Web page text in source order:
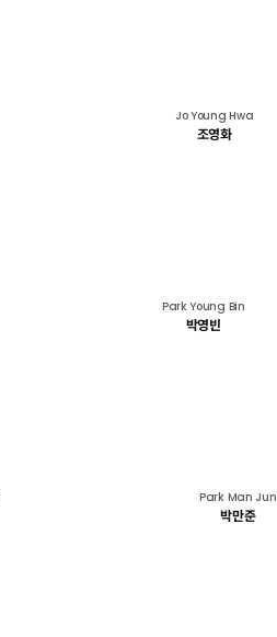
Jo Young Hwa
조영화
Park Young Bin
박영빈
Park Man Jun
박만준